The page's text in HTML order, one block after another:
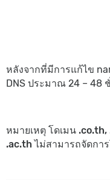
หลังจากที่มีการแก้ไข
DNS ประมาณ 24 – 48
หมายเหตุ โดเมน
.ac.th ไม่สามารถจัดกา